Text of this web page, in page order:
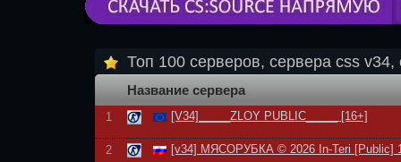
Топ 100 серверов, сервера css v34,
Название сервера
1 [V34]_____ZLOY PUBLIC_____ [16+]
2 [v34] МЯСОРУБКА © 2026 In-Teri [Public]